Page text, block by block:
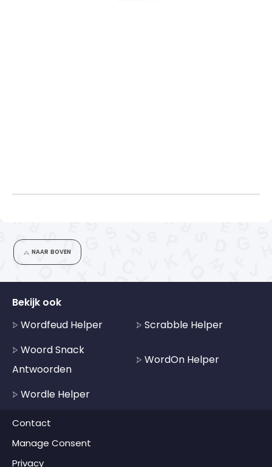
NAAR BOVEN
Bekijk ook
Wordfeud Helper
Scrabble Helper
Woord Snack
Antwoorden
WordOn Helper
Wordle Helper
Contact
Manage Consent
Privacy